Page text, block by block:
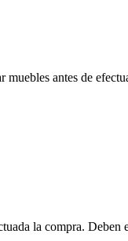
antes de
la compra.